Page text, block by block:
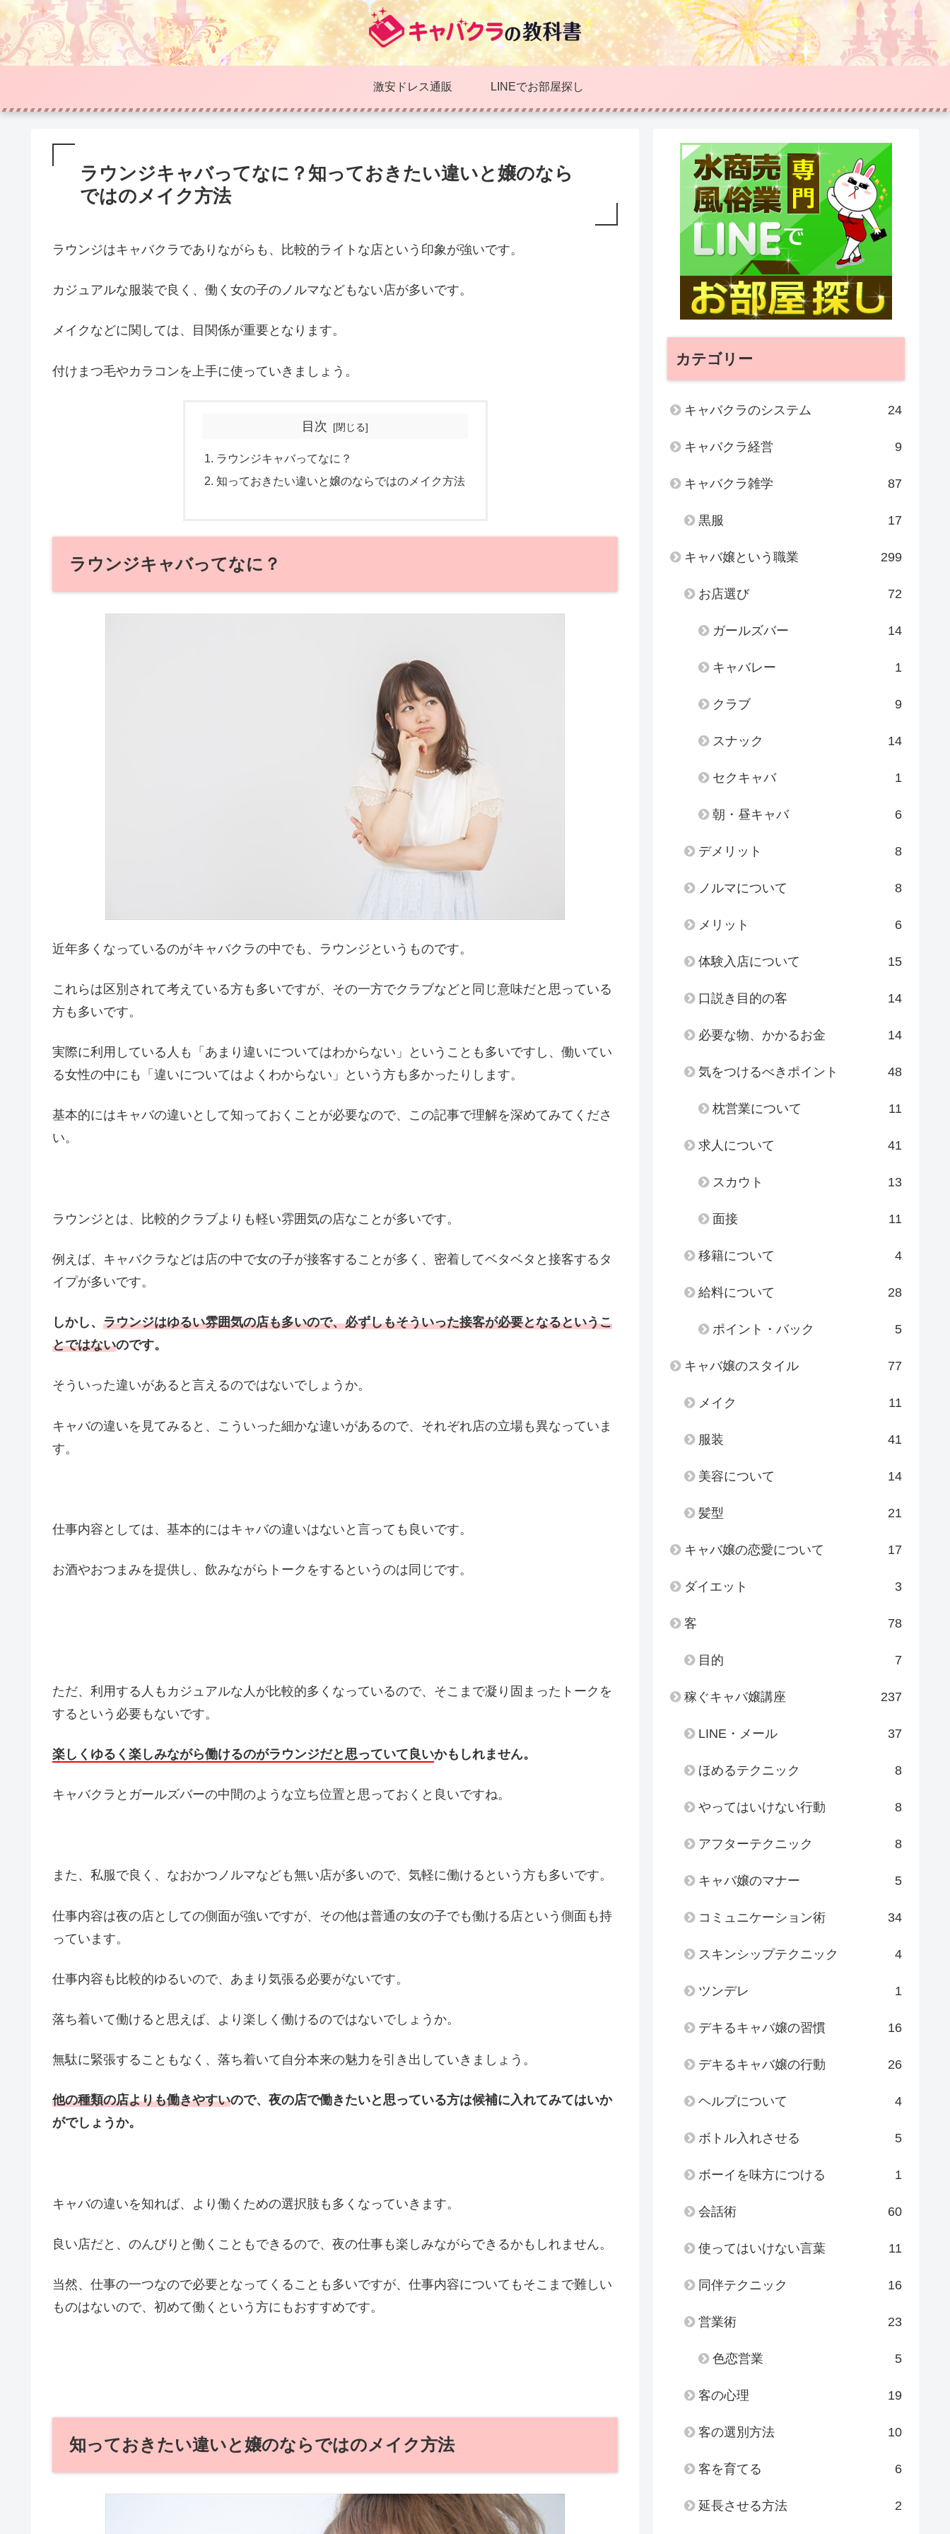
激安ドレス通販 LINEでお部屋探し
ラウンジキャバってなに？知っておきたい違いと嬢のなら
ではのメイク方法
ラウンジはキャバクラでありながらも、比較的ライトな店という印象が強いです。
カジュアルな服装で良く、働く女の子のノルマなどもない店が多いです。
メイクなどに関しては、目関係が重要となります。
付けまつ毛やカラコンを上手に使っていきましょう。
目次
ラウンジキャバってなに？
知っておきたい違いと嬢のならではのメイク方法
ラウンジキャバってなに？
近年多くなっているのがキャバクラの中でも、ラウンジというものです。
これらは区別されて考えている方も多いですが、その一方でクラブなどと同じ意味だと思っている
方も多いです。
実際に利用している人も「あまり違いについてはわからない」ということも多いですし、働いてい
る女性の中にも「違いについてはよくわからない」という方も多かったりします。
基本的にはキャバの違いとして知っておくことが必要なので、この記事で理解を深めてみてくださ
い。
ラウンジとは、比較的クラブよりも軽い雰囲気の店なことが多いです。
例えば、キャバクラなどは店の中で女の子が接客することが多く、密着してベタベタと接客するタ
イプが多いです。
しかし、 ラウンジはゆるい雰囲気の店も多いので、必ずしもそういった接客が必要となるというこ
とではないのです。
そういった違いがあると言えるのではないでしょうか。
キャバの違いを見てみると、こういった細かな違いがあるので、それぞれ店の立場も異なっていま
す。
仕事内容としては、基本的にはキャバの違いはないと言っても良いです。
お酒やおつまみを提供し、飲みながらトークをするというのは同じです。
ただ、利用する人もカジュアルな人が比較的多くなっているので、そこまで凝り固まったトークを
するという必要もないです。
楽しくゆるく楽しみながら働けるのがラウンジだと思っていて良いかもしれません。
キャバクラとガールズバーの中間のような立ち位置と思っておくと良いですね。
また、私服で良く、なおかつノルマなども無い店が多いので、気軽に働けるという方も多いです。
仕事内容は夜の店としての側面が強いですが、その他は普通の女の子でも働ける店という側面も持
っています。
仕事内容も比較的ゆるいので、あまり気張る必要がないです。
落ち着いて働けると思えば、より楽しく働けるのではないでしょうか。
無駄に緊張することもなく、落ち着いて自分本来の魅力を引き出していきましょう。
他の種類の店よりも働きやすいので、夜の店で働きたいと思っている方は候補に入れてみてはいか
がでしょうか。
キャバの違いを知れば、より働くための選択肢も多くなっていきます。
良い店だと、のんびりと働くこともできるので、夜の仕事も楽しみながらできるかもしれません。
当然、仕事の一つなので必要となってくることも多いですが、仕事内容についてもそこまで難しい
ものはないので、初めて働くという方にもおすすめです。
知っておきたい違いと嬢のならではのメイク方法
カテゴリー
キャバクラのシステム 24
キャバクラ経営 9
キャバクラ雑学 87
黒服 17
キャバ嬢という職業 299
お店選び 72
ガールズバー 14
キャバレー 1
クラブ 9
スナック 14
セクキャバ 1
朝・昼キャバ 6
デメリット 8
ノルマについて 8
メリット 6
体験入店について 15
口説き目的の客 14
必要な物、かかるお金 14
気をつけるべきポイント 48
枕営業について 11
求人について 41
スカウト 13
面接 11
移籍について 4
給料について 28
ポイント・バック 5
キャバ嬢のスタイル 77
メイク 11
服装 41
美容について 14
髪型 21
キャバ嬢の恋愛について 17
ダイエット 3
客 78
目的 7
稼ぐキャバ嬢講座 237
LINE・メール 37
ほめるテクニック 8
やってはいけない行動 8
アフターテクニック 8
キャバ嬢のマナー 5
コミュニケーション術 34
スキンシップテクニック 4
ツンデレ 1
デキるキャバ嬢の習慣 16
デキるキャバ嬢の行動 26
ヘルプについて 4
ボトル入れさせる 5
ボーイを味方につける 1
会話術 60
使ってはいけない言葉 11
同伴テクニック 16
営業術 23
色恋営業 5
客の心理 19
客の選別方法 10
客を育てる 6
延長させる方法 2